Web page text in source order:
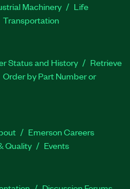
Machinery
Life
Transportation
Status and History
Retrieve
Order by Part Number or
Emerson Careers
Quality Events